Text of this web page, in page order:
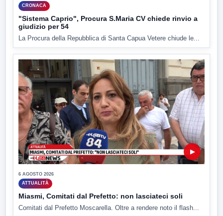
CRONACA
"Sistema Caprio", Procura S.Maria CV chiede rinvio a
giudizio per 54
La Procura della Repubblica di Santa Capua Vetere chiude le...
▶
6 AGOSTO 2026
ATTUALITÀ
Miasmi, Comitati dal Prefetto: non lasciateci soli
Comitati dal Prefetto Moscarella. Oltre a rendere noto il flash...